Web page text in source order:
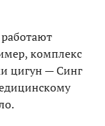
комплекс
цигун — Синг